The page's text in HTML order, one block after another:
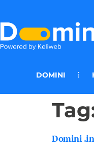
DOMINI
Domini